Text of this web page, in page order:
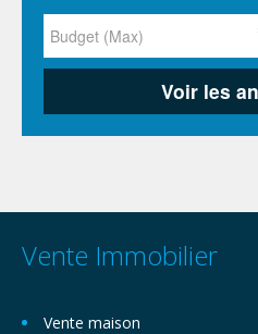
Vente Immobilier
Vente maison